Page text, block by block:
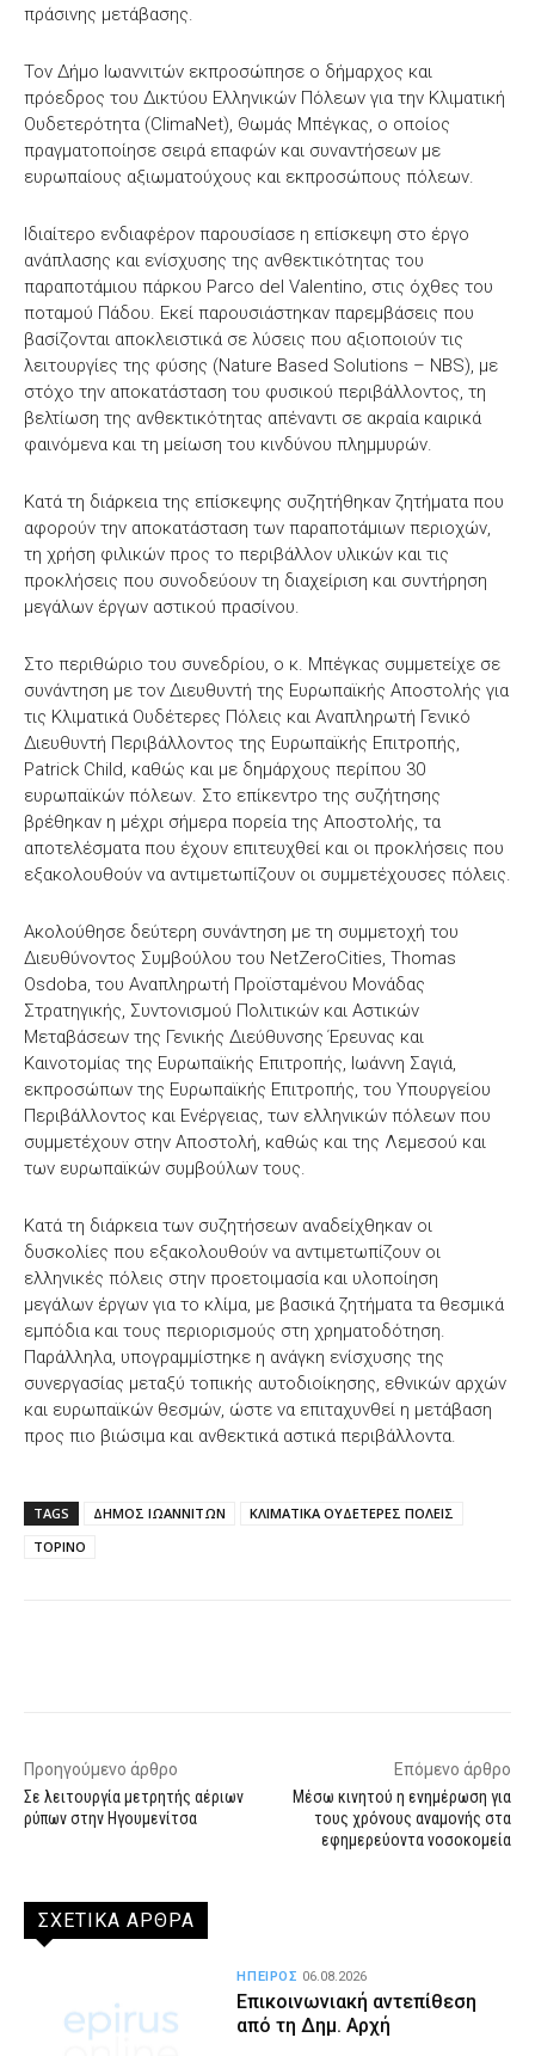
πράσινης μετάβασης.
Τον Δήμο Ιωαννιτών εκπροσώπησε ο δήμαρχος και
πρόεδρος του Δικτύου Ελληνικών Πόλεων για την Κλιματική
Ουδετερότητα (ClimaNet), Θωμάς Μπέγκας, ο οποίος
πραγματοποίησε σειρά επαφών και συναντήσεων με
ευρωπαίους αξιωματούχους και εκπροσώπους πόλεων.
Ιδιαίτερο ενδιαφέρον παρουσίασε η επίσκεψη στο έργο
ανάπλασης και ενίσχυσης της ανθεκτικότητας του
παραποτάμιου πάρκου Parco del Valentino, στις όχθες του
ποταμού Πάδου. Εκεί παρουσιάστηκαν παρεμβάσεις που
βασίζονται αποκλειστικά σε λύσεις που αξιοποιούν τις
λειτουργίες της φύσης (Nature Based Solutions – NBS), με
στόχο την αποκατάσταση του φυσικού περιβάλλοντος, τη
βελτίωση της ανθεκτικότητας απέναντι σε ακραία καιρικά
φαινόμενα και τη μείωση του κινδύνου πλημμυρών.
Κατά τη διάρκεια της επίσκεψης συζητήθηκαν ζητήματα που
αφορούν την αποκατάσταση των παραποτάμιων περιοχών,
τη χρήση φιλικών προς το περιβάλλον υλικών και τις
προκλήσεις που συνοδεύουν τη διαχείριση και συντήρηση
μεγάλων έργων αστικού πρασίνου.
Στο περιθώριο του συνεδρίου, ο κ. Μπέγκας συμμετείχε σε
συνάντηση με τον Διευθυντή της Ευρωπαϊκής Αποστολής για
τις Κλιματικά Ουδέτερες Πόλεις και Αναπληρωτή Γενικό
Διευθυντή Περιβάλλοντος της Ευρωπαϊκής Επιτροπής,
Patrick Child, καθώς και με δημάρχους περίπου 30
ευρωπαϊκών πόλεων. Στο επίκεντρο της συζήτησης
βρέθηκαν η μέχρι σήμερα πορεία της Αποστολής, τα
αποτελέσματα που έχουν επιτευχθεί και οι προκλήσεις που
εξακολουθούν να αντιμετωπίζουν οι συμμετέχουσες πόλεις.
Ακολούθησε δεύτερη συνάντηση με τη συμμετοχή του
Διευθύνοντος Συμβούλου του NetZeroCities, Thomas
Osdoba, του Αναπληρωτή Προϊσταμένου Μονάδας
Στρατηγικής, Συντονισμού Πολιτικών και Αστικών
Μεταβάσεων της Γενικής Διεύθυνσης Έρευνας και
Καινοτομίας της Ευρωπαϊκής Επιτροπής, Ιωάννη Σαγιά,
εκπροσώπων της Ευρωπαϊκής Επιτροπής, του Υπουργείου
Περιβάλλοντος και Ενέργειας, των ελληνικών πόλεων που
συμμετέχουν στην Αποστολή, καθώς και της Λεμεσού και
των ευρωπαϊκών συμβούλων τους.
Κατά τη διάρκεια των συζητήσεων αναδείχθηκαν οι
δυσκολίες που εξακολουθούν να αντιμετωπίζουν οι
ελληνικές πόλεις στην προετοιμασία και υλοποίηση
μεγάλων έργων για το κλίμα, με βασικά ζητήματα τα θεσμικά
εμπόδια και τους περιορισμούς στη χρηματοδότηση.
Παράλληλα, υπογραμμίστηκε η ανάγκη ενίσχυσης της
συνεργασίας μεταξύ τοπικής αυτοδιοίκησης, εθνικών αρχών
και ευρωπαϊκών θεσμών, ώστε να επιταχυνθεί η μετάβαση
προς πιο βιώσιμα και ανθεκτικά αστικά περιβάλλοντα.
TAGS ΔΗΜΟΣ ΙΩΑΝΝΙΤΩΝ
ΚΛΙΜΑΤΙΚΑ ΟΥΔΕΤΕΡΕΣ ΠΟΛΕΙΣ
ΤΟΡΙΝΟ
Προηγούμενο άρθρο
Σε λειτουργία μετρητής αέριων
ρύπων στην Ηγουμενίτσα
Επόμενο άρθρο
Μέσω κινητού η ενημέρωση για
τους χρόνους αναμονής στα
εφημερεύοντα νοσοκομεία
ΣΧΕΤΙΚΑ ΑΡΘΡΑ
Επικοινωνιακή αντεπίθεση
από τη Δημ. Αρχή
ΗΠΕΙΡΟΣ 06.08.2026